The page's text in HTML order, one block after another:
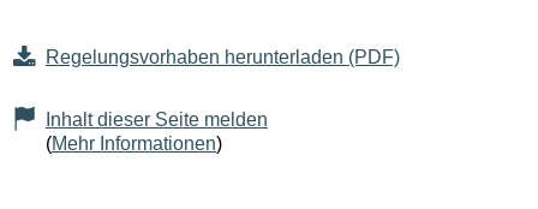
Regelungsvorhaben herunterladen (PDF)
Inhalt dieser Seite melden
(Mehr Informationen)